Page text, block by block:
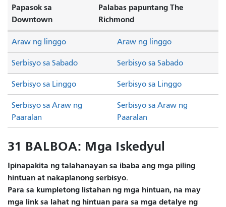
Papasok sa
Downtown
Palabas papuntang The
Richmond
Serbisyo sa Sabado Serbisyo sa Sabado
Serbisyo sa Linggo Serbisyo sa Linggo
Araw ng linggo Araw ng linggo
Serbisyo sa Araw ng
Paaralan
Serbisyo sa Araw ng
Paaralan
31 BALBOA: Mga Iskedyul
Ipinapakita ng talahanayan sa ibaba ang mga piling
hintuan at nakaplanong serbisyo.
Para sa kumpletong listahan ng mga hintuan, na may
mga link sa lahat ng hintuan para sa mga detalye ng